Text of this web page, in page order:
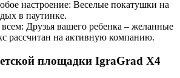
настроение: Веселые покатушки на
в паутинке.
Друзья вашего ребенка – желанные
рассчитан на активную компанию.
площадки IgraGrad X4